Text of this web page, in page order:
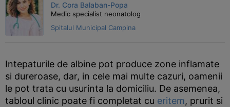
Dr. Cora Balaban-Popa
Medic specialist neonatolog
Spitalul Municipal Campina
Intepaturile de albine pot produce zone inflamate
si dureroase, dar, in cele mai multe cazuri, oamenii
le pot trata cu usurinta la domiciliu. De asemenea,
tabloul clinic poate fi completat cu eritem, prurit si